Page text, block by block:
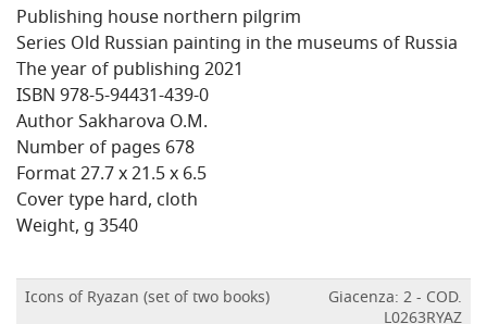
Publishing house northern pilgrim
Series Old Russian painting in the museums of Russia
The year of publishing 2021
ISBN 978-5-94431-439-0
Author Sakharova O.M.
Number of pages 678
Format 27.7 x 21.5 x 6.5
Cover type hard, cloth
Weight, g 3540
Icons of Ryazan (set of two books)
Giacenza: 2 - COD.